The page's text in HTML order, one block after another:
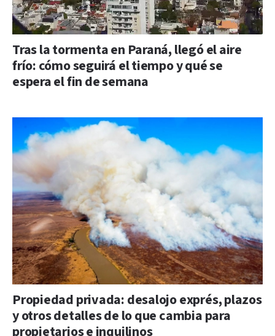
Tras la tormenta en Paraná, llegó el aire
frío: cómo seguirá el tiempo y qué se
espera el fin de semana
Propiedad privada: desalojo exprés, plazos
y otros detalles de lo que cambia para
propietarios e inquilinos